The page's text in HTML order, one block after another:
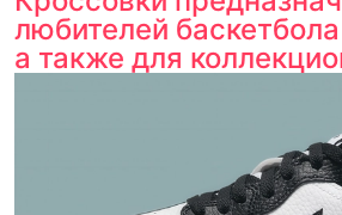
любителей
а также для